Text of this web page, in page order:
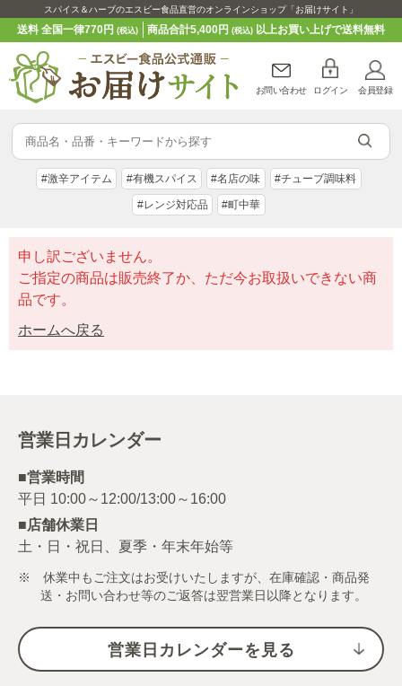
スパイス＆ハーブのエスビー食品直営のオンラインショップ「お届けサイト」
送料 全国一律770円(税込) 商品合計5,400円 (税込)以上お買い上げで送料無料
お問い合わせ ログイン 会員登録
#激辛アイテム #有機スパイス #名店の味 #チューブ調味料
#レンジ対応品 #町中華
申し訳ございません。
ご指定の商品は販売終了か、ただ今お取扱いできない商
品です。
ホームへ戻る
営業日カレンダー
■営業時間
■店舗休業日
土・日・祝日、夏季・年末年始等
※ 休業中もご注文はお受けいたしますが、在庫確認・商品発
送・お問い合わせ等のご返答は翌営業日以降となります。
営業日カレンダーを見る